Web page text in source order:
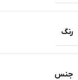
رنگ
جنس